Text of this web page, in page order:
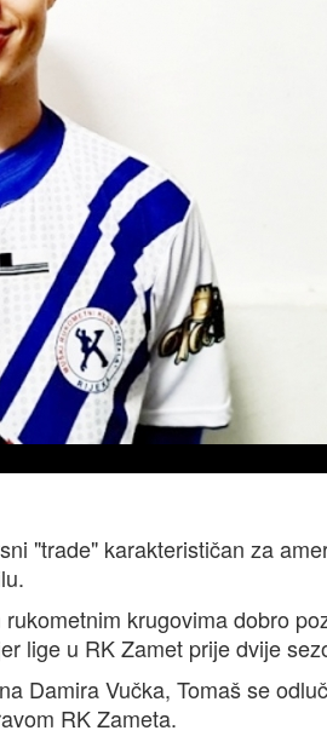
"trade" karakterističan za
krugovima dobro
lige u RK Zamet prije dvije
Damira Vučka, Tomaš se
RK Zameta.